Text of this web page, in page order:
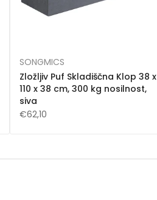
SONGMICS
Zložljiv Puf Skladiščna Klop 38 x
110 x 38 cm, 300 kg nosilnost,
siva
€62,10